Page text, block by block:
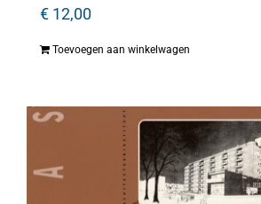
€ 12,00
Toevoegen aan winkelwagen